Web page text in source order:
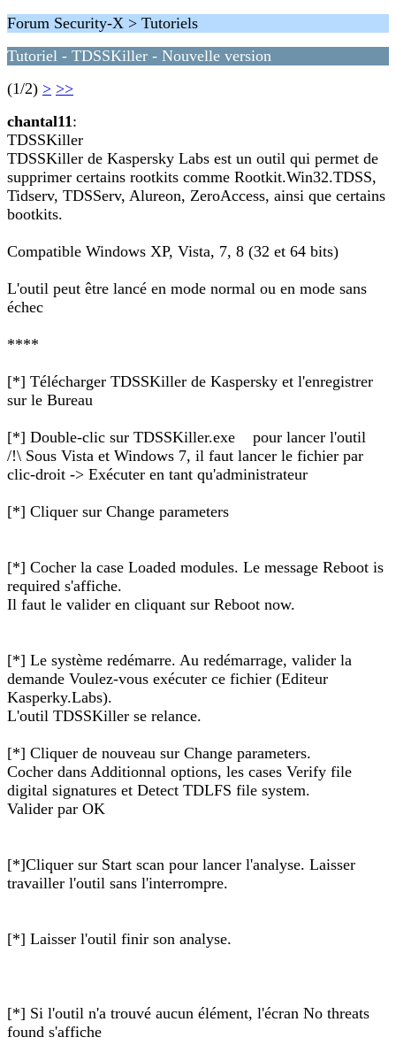
Forum Security-X > Tutoriels
Tutoriel - TDSSKiller - Nouvelle version
(1/2) > >>
chantal11:
TDSSKiller
TDSSKiller de Kaspersky Labs est un outil qui permet de
supprimer certains rootkits comme Rootkit.Win32.TDSS,
Tidserv, TDSServ, Alureon, ZeroAccess, ainsi que certains
bootkits.
Compatible Windows XP, Vista, 7, 8 (32 et 64 bits)
L'outil peut être lancé en mode normal ou en mode sans
échec
****
[*] Télécharger TDSSKiller de Kaspersky et l'enregistrer
sur le Bureau
[*] Double-clic sur TDSSKiller.exe pour lancer l'outil
/!\ Sous Vista et Windows 7, il faut lancer le fichier par
clic-droit -> Exécuter en tant qu'administrateur
[*] Cliquer sur Change parameters
[*] Cocher la case Loaded modules. Le message Reboot is
required s'affiche.
Il faut le valider en cliquant sur Reboot now.
[*] Le système redémarre. Au redémarrage, valider la
demande Voulez-vous exécuter ce fichier (Editeur
Kasperky.Labs).
L'outil TDSSKiller se relance.
[*] Cliquer de nouveau sur Change parameters.
Cocher dans Additionnal options, les cases Verify file
digital signatures et Detect TDLFS file system.
Valider par OK
[*]Cliquer sur Start scan pour lancer l'analyse. Laisser
travailler l'outil sans l'interrompre.
[*] Laisser l'outil finir son analyse.
[*] Si l'outil n'a trouvé aucun élément, l'écran No threats
found s'affiche